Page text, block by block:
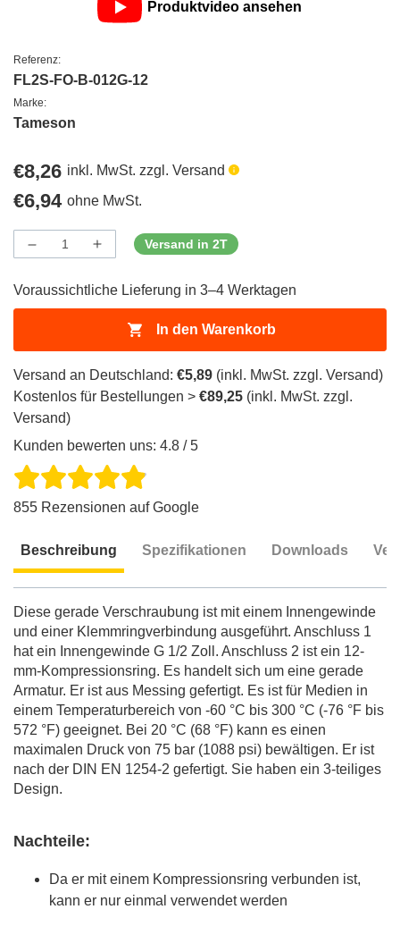
Produktvideo ansehen
Referenz:
FL2S-FO-B-012G-12
Marke:
Tameson
Regulärer
Preis
€8,26 inkl. MwSt. zzgl. Versand
Regulärer
Preis
€6,94 ohne MwSt.
Menge
Menge
verringern
ProductDrop
Menge
erhöhen
ProductDrop
Versand in 2T
Voraussichtliche Lieferung in 3–4 Werktagen
In den Warenkorb
Versand an Deutschland: €5,89 (inkl. MwSt. zzgl. Versand)
Kostenlos für Bestellungen > €89,25 (inkl. MwSt. zzgl.
Versand)
Kunden bewerten uns: 4.8 / 5
855 Rezensionen auf Google
Beschreibung Spezifikationen Downloads
Diese gerade Verschraubung ist mit einem Innengewinde
und einer Klemmringverbindung ausgeführt. Anschluss 1
hat ein Innengewinde G 1/2 Zoll. Anschluss 2 ist ein 12-
mm-Kompressionsring. Es handelt sich um eine gerade
Armatur. Er ist aus Messing gefertigt. Es ist für Medien in
einem Temperaturbereich von -60 °C bis 300 °C (-76 °F bis
572 °F) geeignet. Bei 20 °C (68 °F) kann es einen
maximalen Druck von 75 bar (1088 psi) bewältigen. Er ist
nach der DIN EN 1254-2 gefertigt. Sie haben ein 3-teiliges
Design.
Nachteile:
Da er mit einem Kompressionsring verbunden ist,
kann er nur einmal verwendet werden